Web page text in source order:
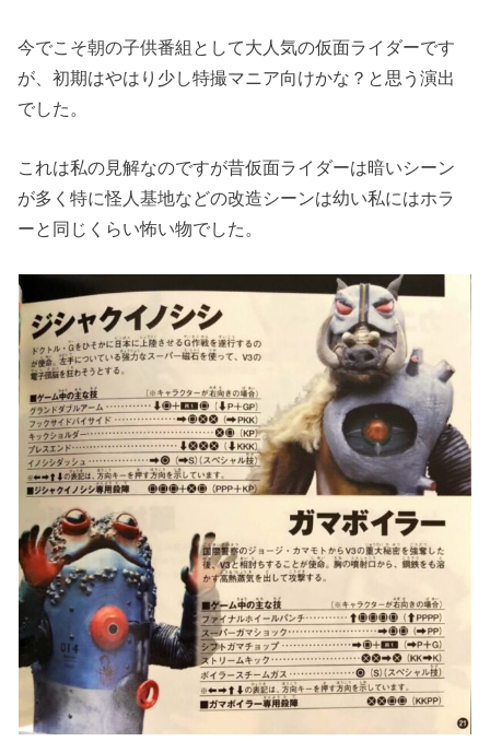
今でこそ朝の子供番組として大人気の仮面ライダーです
が、初期はやはり少し特撮マニア向けかな？と思う演出
でした。
これは私の見解なのですが昔仮面ライダーは暗いシーン
が多く特に怪人基地などの改造シーンは幼い私にはホラ
ーと同じくらい怖い物でした。